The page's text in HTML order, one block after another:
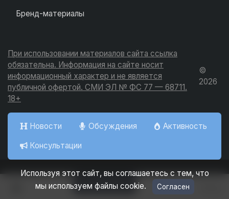
Бренд-материалы
При использовании материалов сайта ссылка
обязательна. Информация на сайте носит
информационный характер и не является
публичной офертой. СМИ ЭЛ № ФС 77 — 68711.
18+
©
2026
Новости Обсуждения
Активность
Консультации
Добавить
Используя этот сайт, вы соглашаетесь с тем, что
мы используем файлы cookie.
Согласен